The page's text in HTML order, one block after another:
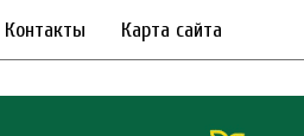
Контакты Карта сайта